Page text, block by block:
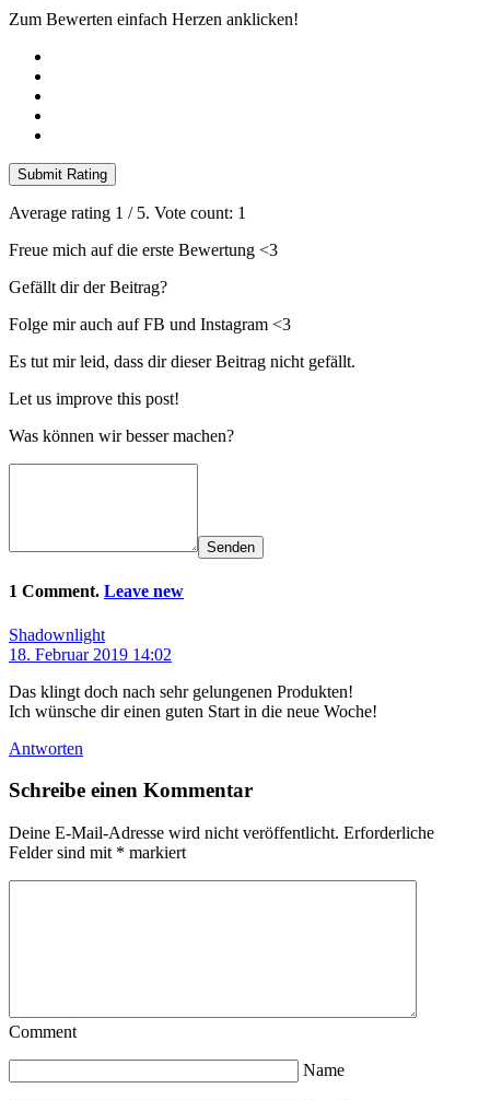
Zum Bewerten einfach Herzen anklicken!
Submit Rating
Average rating 1 / 5. Vote count: 1
Freue mich auf die erste Bewertung <3
Gefällt dir der Beitrag?
Folge mir auch auf FB und Instagram <3
Es tut mir leid, dass dir dieser Beitrag nicht gefällt.
Let us improve this post!
Was können wir besser machen?
Senden
1 Comment. Leave new
Shadownlight
18. Februar 2019 14:02
Das klingt doch nach sehr gelungenen Produkten!
Ich wünsche dir einen guten Start in die neue Woche!
Antworten
Schreibe einen Kommentar
Deine E-Mail-Adresse wird nicht veröffentlicht. Erforderliche
Felder sind mit * markiert
Comment
Name